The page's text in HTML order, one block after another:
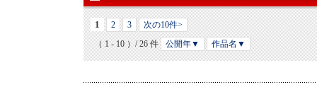
1 2 3
次の10件>
（ 1 - 10 ）/ 26 件
公開年▼ 作品名▼